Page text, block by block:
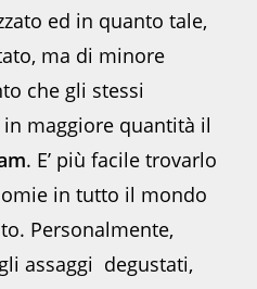
ed in quanto tale,
ma di minore
che gli stessi
maggiore quantità il
. E’ più facile trovarlo
in tutto il mondo
Personalmente,
assaggi degustati,